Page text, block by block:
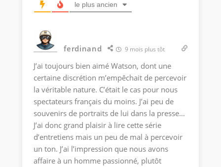
le plus ancien
ferdinand 9 mois plus tôt
J’ai toujours bien aimé Watson, dont une
certaine discrétion m’empêchait de percevoir
la véritable nature. C’était le cas pour nous
spectateurs français du moins. J’ai peu de
souvenirs de portraits de lui dans la presse…
J’ai donc grand plaisir à lire cette série
d’entretiens mais un peu de mal à percevoir
un ton. J’ai l’impression que nous avons
affaire à un homme passionné, plutôt